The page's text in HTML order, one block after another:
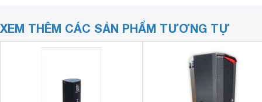
XEM THÊM CÁC SẢN PHẨM TƯƠNG TỰ